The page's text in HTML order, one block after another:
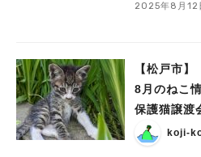
2025年8月12
【松戸市
8月のねこ
保護猫譲渡
8/24(日)協
トと安心
koji-